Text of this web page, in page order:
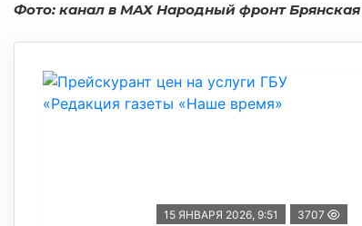
Фото: канал в МАХ Народный фронт Брянская
15 ЯНВАРЯ 2026, 9:51 3707